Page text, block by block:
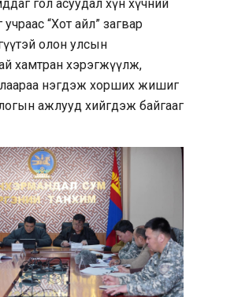
гол асуудал хүн хүчний
“Хот айл” загвар
олон улсын
хамтран хэрэгжүүлж,
нэгдэж хорших жишиг
ажлууд хийгдэж байгааг